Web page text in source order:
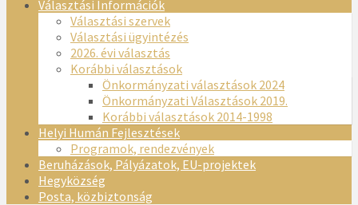
Választási Információk
Választási szervek
Választási ügyintézés
2026. évi választás
Korábbi választások
Önkormányzati választások 2024
Önkormányzati Választások 2019.
Korábbi választások 2014-1998
Helyi Humán Fejlesztések
Programok, rendezvények
Beruházások, Pályázatok, EU-projektek
Hegyközség
Posta, közbiztonság